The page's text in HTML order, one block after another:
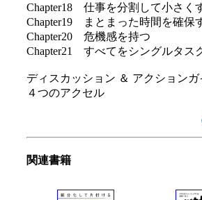
Chapter18 仕事を分割して小さく
Chapter19 まとまった時間を確保
Chapter20 危機感を持つ
Chapter21 すべてをシングルタス
ディスカッション ＆ アクションガ
４つのアクセル
関連書籍